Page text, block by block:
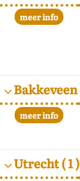
Bakkeveen
Utrecht( 1 )